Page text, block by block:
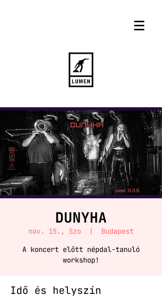
DUNYHA
nov. 15., Szo
  |
Budapest
A koncert előtt népdal-tanuló
workshop!
Idő és helyszín